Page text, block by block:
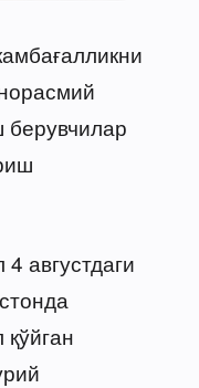
берувчилар
августдаги